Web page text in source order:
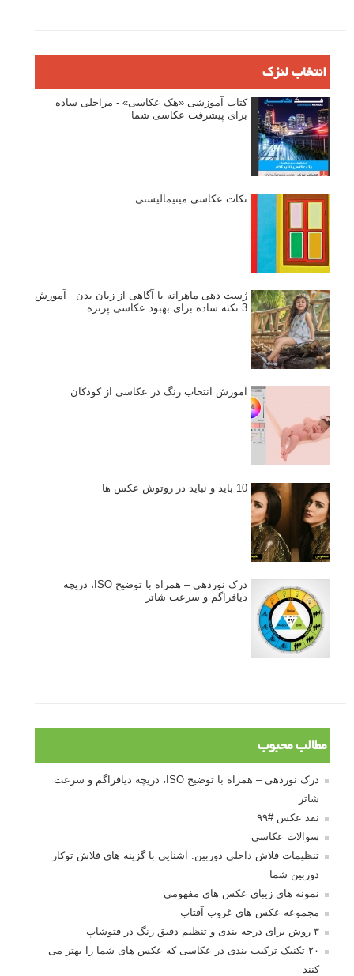
انتخاب لنزک
کتاب آموزشی «هک عکاسی» - مراحلی ساده
برای پیشرفت عکاسی شما
نکات عکاسی مینیمالیستی
ژست دهی ماهرانه با آگاهی از زبان بدن - آموزش
3 نکته ساده برای بهبود عکاسی پرتره
آموزش انتخاب رنگ در عکاسی از کودکان
10 باید و نباید در روتوش عکس ها
درک نوردهی – همراه با توضیح ISO، دریچه
دیافراگم و سرعت شاتر
مطالب محبوب
درک نوردهی – همراه با توضیح ISO، دریچه دیافراگم و سرعت
شاتر
نقد عکس #۹۹
سوالات عکاسی
تنظیمات فلاش داخلی دوربین: آشنایی با گزینه های فلاش توکار
دوربین شما
نمونه های زیبای عکس های مفهومی
مجموعه عکس های غروب آفتاب
۳ روش برای درجه بندی و تنظیم دقیق رنگ در فتوشاپ
۲۰ تکنیک ترکیب بندی در عکاسی که عکس های شما را بهتر می
کنند